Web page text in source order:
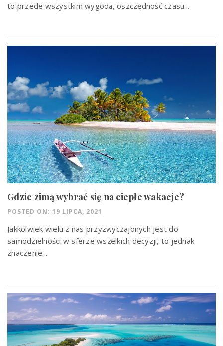
to przede wszystkim wygoda, oszczędność czasu...
Gdzie zimą wybrać się na ciepłe wakacje?
POSTED ON: 19 LIPCA, 2021
Jakkolwiek wielu z nas przyzwyczajonych jest do
samodzielności w sferze wszelkich decyzji, to jednak
znaczenie...